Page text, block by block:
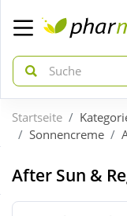
zurück
ÜBERSICHT
zurück
ÜBERSICHT
Startseite
Sonnencreme
After Sun &